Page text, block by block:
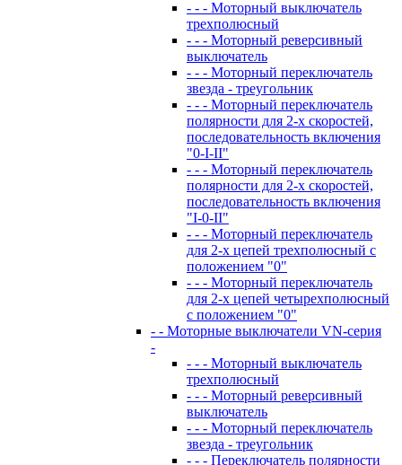
- - - Моторный выключатель
трехполюсный
- - - Моторный реверсивный
выключатель
- - - Моторный переключатель
звезда - треугольник
- - - Моторный переключатель
полярности для 2-х скоростей,
последовательность включения
"0-I-II"
- - - Моторный переключатель
полярности для 2-х скоростей,
последовательность включения
"I-0-II"
- - - Моторный переключатель
для 2-х цепей трехполюсный с
положением "0"
- - - Моторный переключатель
для 2-х цепей четырехполюсный
с положением "0"
- - Моторные выключатели VN-серия
-
- - - Моторный выключатель
трехполюсный
- - - Моторный реверсивный
выключатель
- - - Моторный переключатель
звезда - треугольник
- - - Переключатель полярности